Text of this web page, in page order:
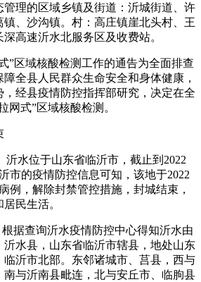
理的区域乡镇及街道：沂城街道、许
、沙沟镇。村：高庄镇崖北头村、王
高速沂水北服务区及收费站。
”区域核酸检测工作的通告为全面排查
全县人民群众生命安全和身体健康，
经县疫情防控指挥部研究，决定在全
网式”区域核酸检测。
沂水位于山东省临沂市，截止到2022
市的疫情防控信息可知，该地于2022
例，解除封禁管控措施，封城结束，
民生活。
据查询沂水疫情防控中心得知沂水由
水县，山东省临沂市辖县，地处山东
沂市北部。东邻诸城市、莒县，西与
与沂南县毗连，北与安丘市、临朐县